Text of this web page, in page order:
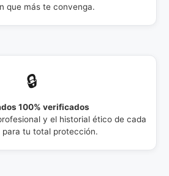
que más te convenga.
🔒
100% verificados
y el historial ético de cada
para tu total protección.